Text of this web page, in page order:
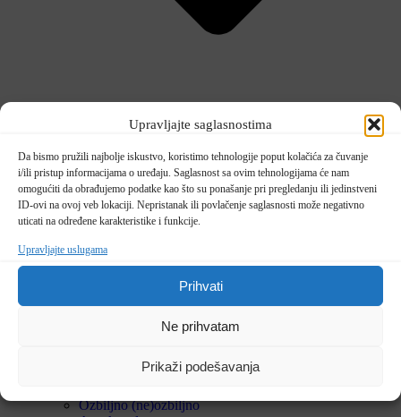
Upravljajte saglasnostima
Da bismo pružili najbolje iskustvo, koristimo tehnologije poput kolačića za čuvanje
i/ili pristup informacijama o uređaju. Saglasnost sa ovim tehnologijama će nam
omogućiti da obrađujemo podatke kao što su ponašanje pri pregledanju ili jedinstveni
ID-ovi na ovoj veb lokaciji. Nepristanak ili povlačenje saglasnosti može negativno
uticati na određene karakteristike i funkcije.
Upravljajte uslugama
Prihvati
Ne prihvatam
Prikaži podešavanja
TV RASPORED
Dnevnik RTVTK
Skupština TK
Ko rano rani
Imam šta da kažem
Svjetski poredak
Naši spomenici
Ozbiljno (ne)ozbiljno